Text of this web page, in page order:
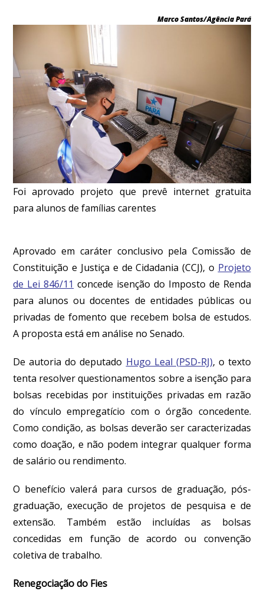
Marco Santos/Agência Pará
Foi aprovado projeto que prevê internet gratuita
para alunos de famílias carentes
Aprovado em caráter conclusivo pela Comissão de
Constituição e Justiça e de Cidadania (CCJ), o Projeto
de Lei 846/11 concede isenção do Imposto de Renda
para alunos ou docentes de entidades públicas ou
privadas de fomento que recebem bolsa de estudos.
A proposta está em análise no Senado.
De autoria do deputado Hugo Leal (PSD-RJ), o texto
tenta resolver questionamentos sobre a isenção para
bolsas recebidas por instituições privadas em razão
do vínculo empregatício com o órgão concedente.
Como condição, as bolsas deverão ser caracterizadas
como doação, e não podem integrar qualquer forma
de salário ou rendimento.
O benefício valerá para cursos de graduação, pós-
graduação, execução de projetos de pesquisa e de
extensão. Também estão incluídas as bolsas
concedidas em função de acordo ou convenção
coletiva de trabalho.
Renegociação do Fies